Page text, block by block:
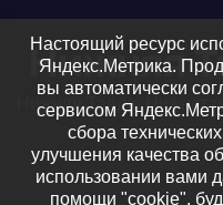
Нижняя
Нижняя Тавда,
Настоящий ресурс
Яндекс.Метрика.
вы автоматически
сервисом
сбора
улучшения качества
использовании вами
помощи "cookie",